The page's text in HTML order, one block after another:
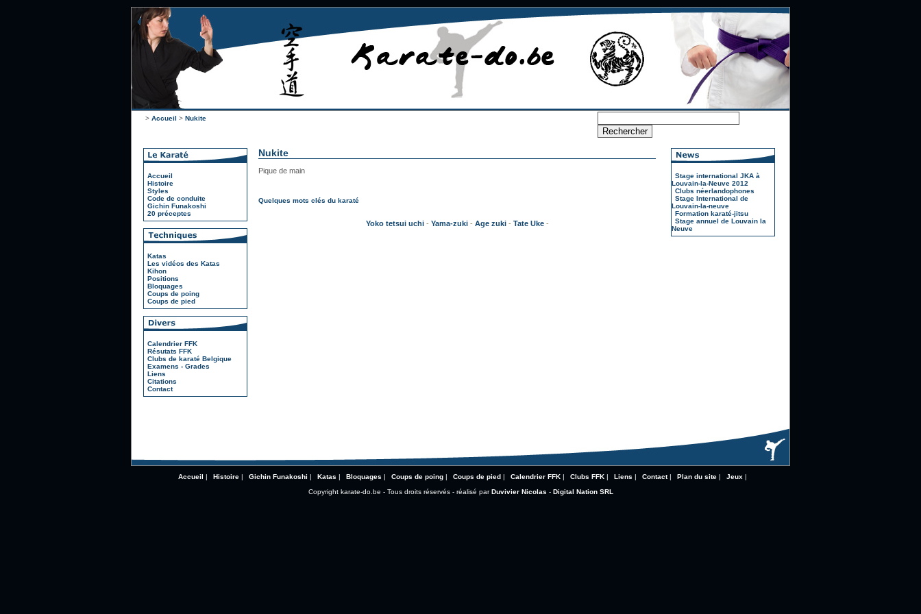
> Accueil > Nukite
Accueil
Histoire
Styles
Code de conduite
Gichin Funakoshi
20 préceptes
Katas
Les vidéos des Katas
Kihon
Positions
Bloquages
Coups de poing
Coups de pied
Calendrier FFK
Résutats FFK
Clubs de karaté Belgique
Examens - Grades
Liens
Citations
Contact
Nukite
Pique de main
Quelques mots clés du karaté
Yoko tetsui uchi- Yama-zuki- Age zuki - Tate Uke-
Stage international JKA à
Louvain-la-Neuve 2012
Clubs néerlandophones
Stage International de
Louvain-la-neuve
Formation karaté-jitsu
Stage annuel de Louvain la
Neuve
Accueil | Histoire| Gichin Funakoshi | Katas | Bloquages | Coups de poing| Coups de pied| Calendrier FFK| Clubs FFK| Liens | Contact| Plan du site| Jeux |
Copyright karate-do.be - Tous droits réservés - réalisé parDuvivier Nicolas - Digital Nation SRL